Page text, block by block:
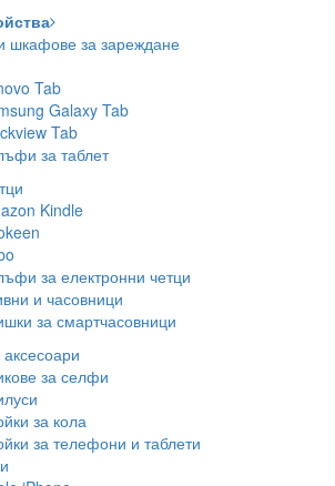
шкафове за зареждане
Tab
Galaxy Tab
Tab
за таблет
Kindle
за електронни четци
и часовници
за смартчасовници
за селфи
за кола
за телефони и таблети